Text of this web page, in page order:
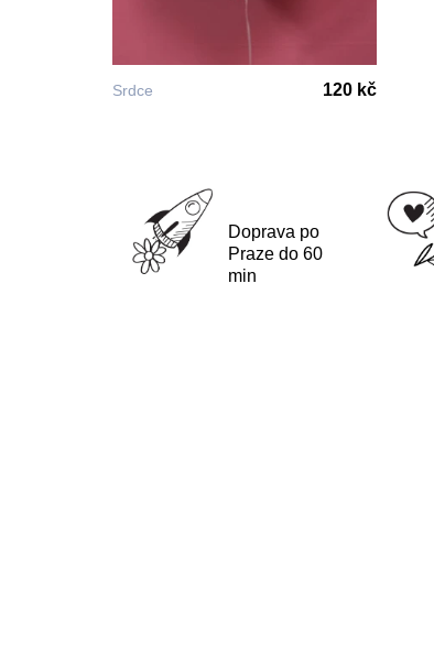
Srdce 120 kč
Doprava po
Praze do 60
min